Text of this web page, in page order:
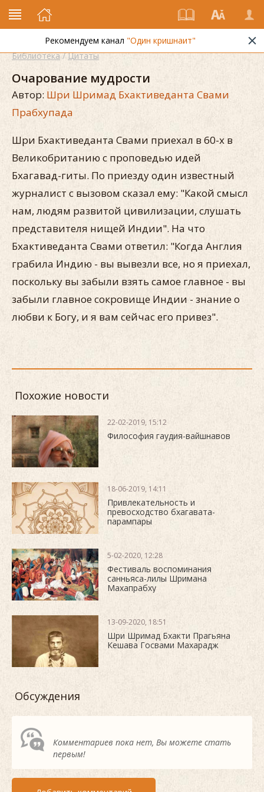
Рекомендуем канал "Один кришнаит"
Библиотека/Цитаты
Очарование мудрости
Автор: Шри Шримад Бхактиведанта Свами
Прабхупада
Шри Бхактиведанта Свами приехал в 60-х в
Великобританию с проповедью идей
Бхагавад-гиты. По приезду один известный
журналист с вызовом сказал ему: "Какой смысл
нам, людям развитой цивилизации, слушать
представителя нищей Индии". На что
Бхактиведанта Свами ответил: "Когда Англия
грабила Индию - вы вывезли все, но я приехал,
поскольку вы забыли взять самое главное - вы
забыли главное сокровище Индии - знание о
любви к Богу, и я вам сейчас его привез".
Похожие новости
22-02-2019, 15:12
Философия гаудия-вайшнавов
18-06-2019, 14:11
Привлекательность и
превосходство бхагавата-
парампары
5-02-2020, 12:28
Фестиваль воспоминания
санньяса-лилы Шримана
Махапрабху
13-09-2020, 18:51
Шри Шримад Бхакти Прагьяна
Кешава Госвами Махарадж
Обсуждения
Комментариев пока нет, Вы можете стать
первым!